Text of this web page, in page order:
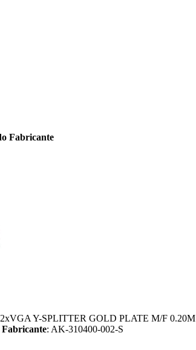
Fabricante
Y-SPLITTER GOLD PLATE M/F 0.20M
Fabricante: AK-310400-002-S